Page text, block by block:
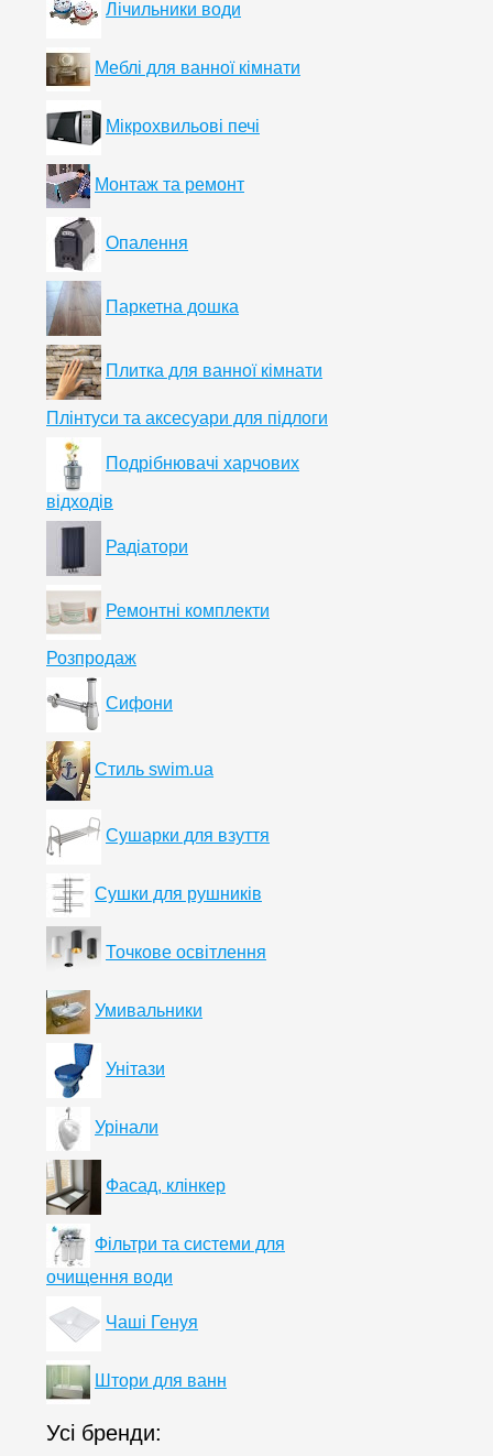
Лічильники води
Меблі для ванної кімнати
Мікрохвильові печі
Монтаж та ремонт
Опалення
Паркетна дошка
Плитка для ванної кімнати
Плінтуси та аксесуари для підлоги
Подрібнювачі харчових
відходів
Радіатори
Ремонтні комплекти
Розпродаж
Сифони
Стиль swim.ua
Сушарки для взуття
Сушки для рушників
Точкове освітлення
Умивальники
Унітази
Урінали
Фасад, клінкер
Фільтри та системи для
очищення води
Чаші Генуя
Штори для ванн
Усі бренди: